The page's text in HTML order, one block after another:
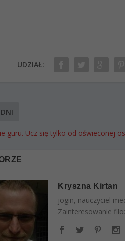
UDZIAŁ:
guru. Ucz się tylko od oświeconej
Kryszna Kirtan
jogin, nauczyciel
Zainteresowanie